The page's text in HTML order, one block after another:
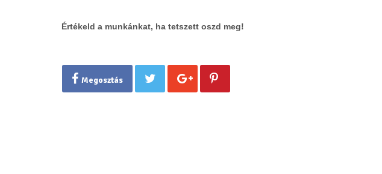
Értékeld a munkánkat, ha tetszett oszd meg!
Megosztás